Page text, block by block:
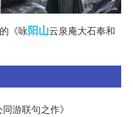
《咏阳山云泉庵大石奉和
游联句之作》